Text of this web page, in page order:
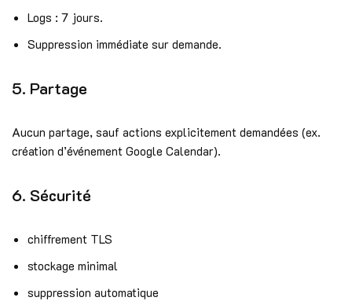
Logs : 7 jours.
Suppression immédiate sur demande.
5. Partage
Aucun partage, sauf actions explicitement demandées (ex.
création d’événement Google Calendar).
6. Sécurité
chiffrement TLS
stockage minimal
suppression automatique